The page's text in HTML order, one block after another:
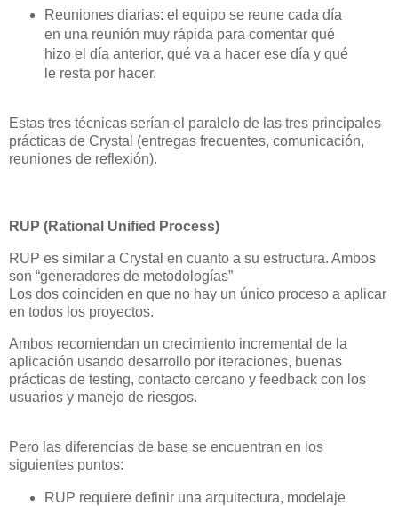
Reuniones diarias: el equipo se reune cada día
en una reunión muy rápida para comentar qué
hizo el día anterior, qué va a hacer ese día y qué
le resta por hacer.
Estas tres técnicas serían el paralelo de las tres principales
prácticas de Crystal (entregas frecuentes, comunicación,
reuniones de reflexión).
RUP (Rational Unified Process)
RUP es similar a Crystal en cuanto a su estructura. Ambos
son “generadores de metodologías”
Los dos coinciden en que no hay un único proceso a aplicar
en todos los proyectos.
Ambos recomiendan un crecimiento incremental de la
aplicación usando desarrollo por iteraciones, buenas
prácticas de testing, contacto cercano y feedback con los
usuarios y manejo de riesgos.
Pero las diferencias de base se encuentran en los
siguientes puntos:
RUP requiere definir una arquitectura, modelaje